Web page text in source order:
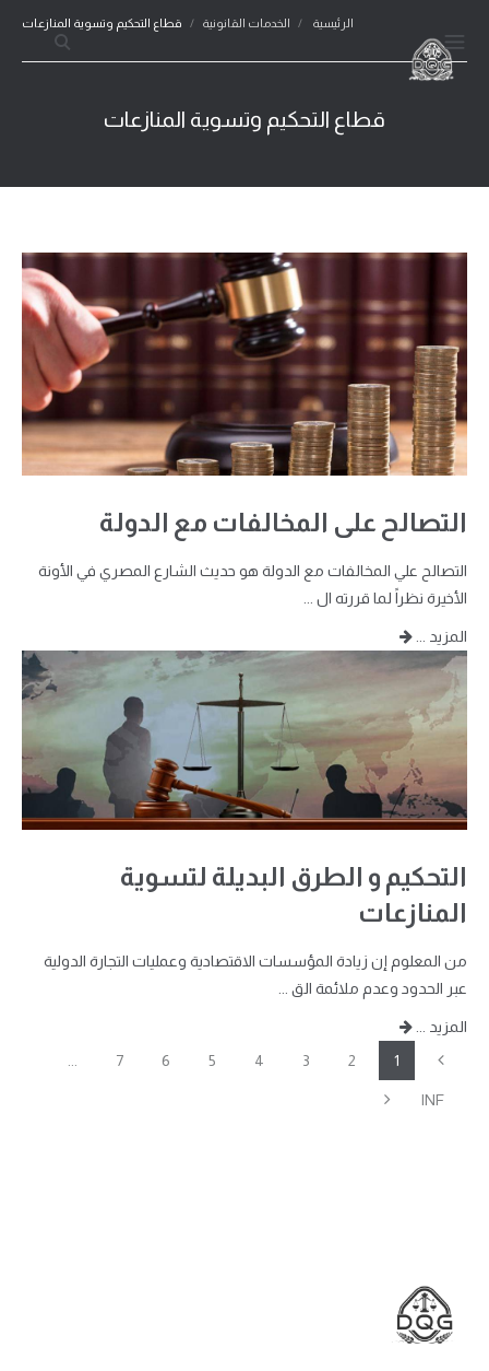
الرئيسية / الخدمات القانونية / قطاع التحكيم وتسوية المنازعات
قطاع التحكيم وتسوية المنازعات
التصالح على المخالفات مع الدولة
التصالح علي المخالفات مع الدولة هو حديث الشارع المصري في الأونة
الأخيرة نظراً لما قررته ال ...
المزيد ...
التحكيم و الطرق البديلة لتسوية
المنازعات
من المعلوم إن زيادة المؤسسات الاقتصادية وعمليات التجارة الدولية
عبر الحدود وعدم ملائمة الق ...
المزيد ...
Previous
1
2
3
4
5
6
7
INF
Next